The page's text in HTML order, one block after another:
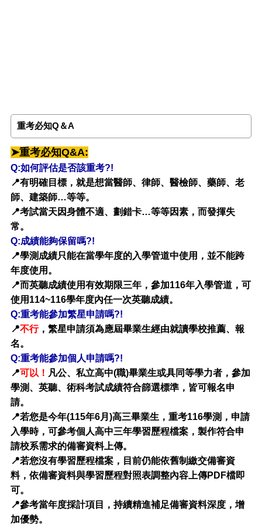
重考必知Q＆A
➤重考必知Q&A:
Q:如何評估是否該重考?!
📍有明確目標，就是想當醫師、律師、醫檢師、藥師、老
師、建築師…等等。
📍考試當天因身體不適、劃錯卡…等等因素，而發揮失
常。
Q:成績能夠保留嗎?!
📍學測成績只能在當學年度的入學管道中使用，並不能跨
年度使用。
📍而英聽成績使用有效期限三年，參加116年入學管道，可
使用114~116學年度內任一次英聽成績。
Q:重考能參加繁星申請嗎?!
📍不行，繁星申請須為應屆畢業生經由就讀學校推薦、報
名。
Q:重考能參加個人申請嗎?!
📍可以！ 凡公、私立高中(職)畢業生或具同等學力者，參加
學測、英聽、術科考試成績符合篩選標準，皆可報名申
請。
📍若您是今年(115年6月)高三畢業生，重考116學測，申請
入學時，可參考個人高中三年學習歷程檔案，製作符合申
請校系需求的備審資料上傳。
📍若您沒有學習歷程檔案，目前仍能依舊制繳交備審資
料，依備審資料與學習歷程對照表調整內容上傳PDF檔即
可。
📍參考當年度採計項目，持續精進補足備審資料深度，增
加優勢。